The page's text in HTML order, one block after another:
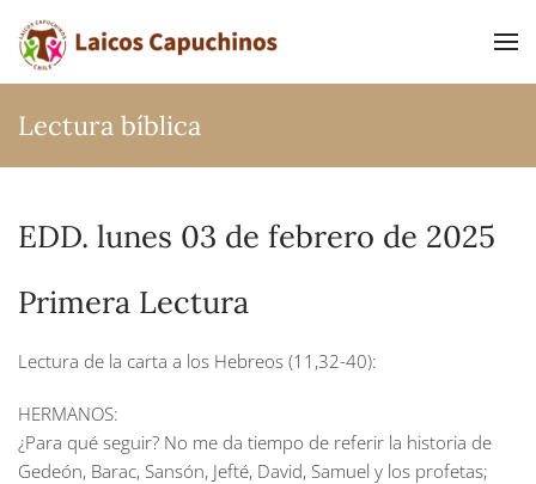
Ir al contenido principal
Lectura bíblica
EDD. lunes 03 de febrero de 2025
Primera Lectura
Lectura de la carta a los Hebreos (11,32-40):
HERMANOS:
¿Para qué seguir? No me da tiempo de referir la historia de
Gedeón, Barac, Sansón, Jefté, David, Samuel y los profetas;